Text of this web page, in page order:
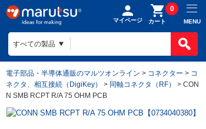
マイページ カート
0
MENU
電子部品・半導体通販のマルツオンライン > コネクター > コ
ネクタ、相互接続（DigiKey）
> 同軸コネクタ（RF）
> CON
N SMB RCPT R/A 75 OHM PCB